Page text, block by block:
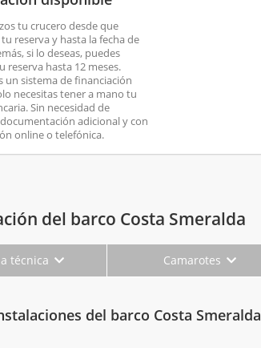
tu crucero desde que
reserva y hasta la fecha de
si lo deseas, puedes
reserva hasta 12 meses.
un sistema de financiación
necesitas tener a mano tu
Sin necesidad de
adicional y con
online o telefónica.
del barco Costa Smeralda
técnica Camarotes
del barco Costa Smeralda